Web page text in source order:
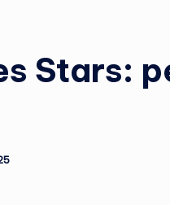
Stars: